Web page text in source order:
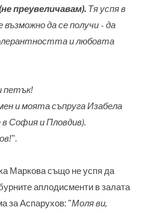
преувеличавам). Тя успя в
да се получи - да
и любовта
петък!
и моята съпруга Изабела
в София и Пловдив).
".
Маркова също не успя да
аплодисменти в залата
за Аспарухов: "Моля ви,